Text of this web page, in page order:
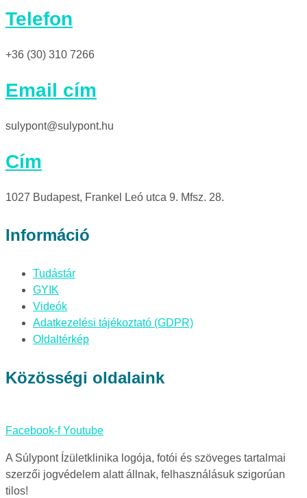
Telefon
+36 (30) 310 7266
Email cím
sulypont@sulypont.hu
Cím
1027 Budapest, Frankel Leó utca 9. Mfsz. 28.
Információ
Tudástár
GYIK
Videók
Adatkezelési tájékoztató (GDPR)
Oldaltérkép
Közösségi oldalaink
Facebook-f Youtube
A Súlypont Ízületklinika logója, fotói és szöveges tartalmai
szerzői jogvédelem alatt állnak, felhasználásuk szigorúan
tilos!